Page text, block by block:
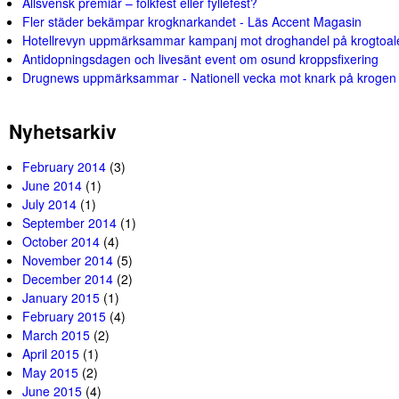
Fler städer bekämpar krogknarkandet - Läs Accent Magasin
Hotellrevyn uppmärksammar kampanj mot droghandel på
Antidopningsdagen och livesänt event om osund kroppsfixering
Drugnews uppmärksammar - Nationell vecka mot knark på krogen
Nyhetsarkiv
February 2014 (3)
June 2014 (1)
July 2014 (1)
September 2014 (1)
October 2014 (4)
November 2014 (5)
December 2014 (2)
January 2015 (1)
February 2015 (4)
March 2015 (2)
April 2015 (1)
May 2015 (2)
June 2015 (4)